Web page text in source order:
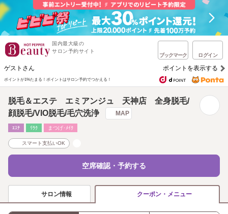
国内最大級の
サロン予約サイト
ブックマーク ログイン
ゲストさん ポイントを表示する
ポイントが1%たまる！ ポイントはサロン予約でつかえる！
脱毛＆エステ エミアンジュ 天神店 全身脱毛/
顔脱毛/VIO脱毛/毛穴洗浄
MAP
ｴｽﾃ ﾘﾗｸ まつげ･ﾒｲｸ
スマート支払いOK
空席確認・予約する
サロン情報 クーポン・メニュー